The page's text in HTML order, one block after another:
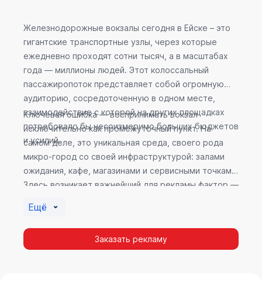
Железнодорожные вокзалы сегодня в Ейске – это
гигантские транспортные узлы, через которые
ежедневно проходят сотни тысяч, а в масштабах
года — миллионы людей. Этот колоссальный
пассажиропоток представляет собой огромную
аудиторию, сосредоточенную в одном месте,
взаимодействие с которой на других площадках
потребовало бы несоизмеримо больших бюджетов
и усилий.
Ключевая ошибка — воспринимать вокзал
исключительно как промежуточный пункт. На
самом деле, это уникальная среда, своего рода
микро-город со своей инфраструктурой: залами
ожидания, кафе, магазинами и сервисными точками.
Здесь возникает важнейший для рекламы фактор —
пассажир максимально открыт для информации, а
его внимание не так рассеяно, как при беглом
просмотре постов в соцсетях.
Ещё
Заказать рекламу